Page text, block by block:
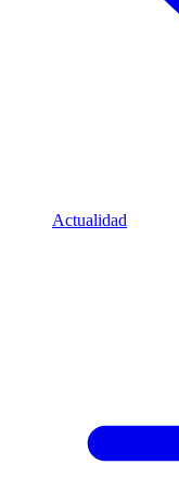
Actualidad